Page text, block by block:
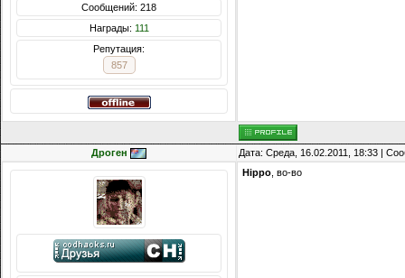
Сообщений: 218
Награды: 111
Репутация:
857
Дроген Дата: Среда, 16.02.2011, 18:33 |
Hippo , во-во